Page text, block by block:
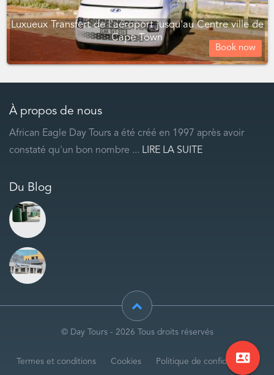
Luxueux Transfert de l'aéroport jusqu'au Centre ville de
Cape Town
Book now
À propos de nous
African Eagle Day Tours a été créé en 1997 après avoir
constaté qu'un bon nombre ... LIRE LA SUITE
Du Blog
© Day Tours - 2026 Tous droits réservés
Termes et conditions Cookies Politique de confidentialité
contact_phone